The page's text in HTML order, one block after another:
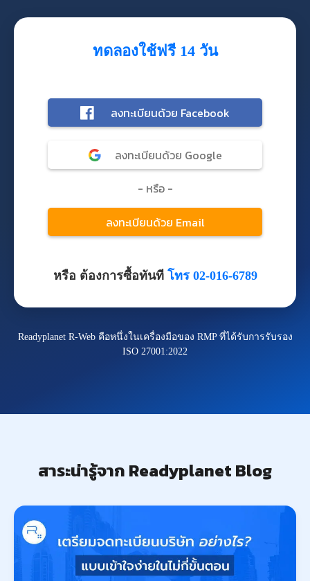
ทดลองใช้ฟรี 14 วัน
หรือ ต้องการซื้อทันที โทร 02-016-6789
Readyplanet R-Web คือหนึ่งในเครื่องมือของ RMP ที่ได้รับการรับรอง
ISO 27001:2022
สาระน่ารู้จาก Readyplanet Blog